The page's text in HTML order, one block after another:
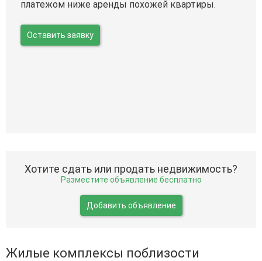
платежом ниже аренды похожей квартиры.
Оставить заявку
Хотите сдать или продать недвижимость?
Разместите объявление бесплатно
Добавить объявление
Жилые комплексы поблизости